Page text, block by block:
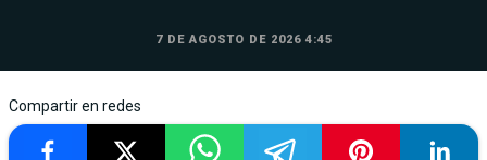
7 DE AGOSTO DE 2026 4:45
Compartir en redes